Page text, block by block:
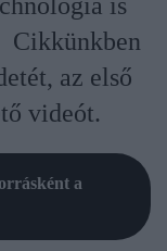
is
Cikkünkben
az első
videót.
a